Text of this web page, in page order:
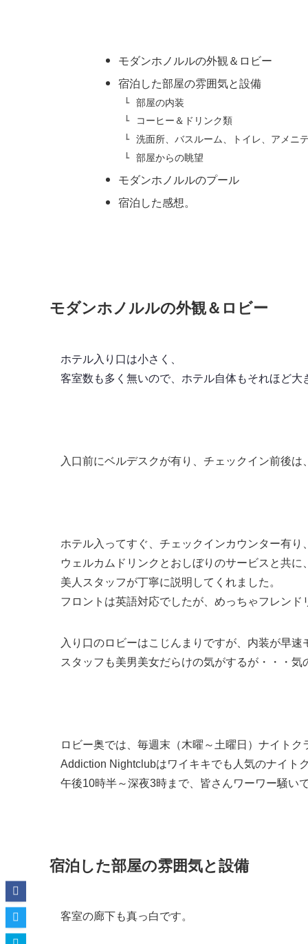
モダンホノルルの外観＆ロビー
宿泊した部屋の雰囲気と設備
部屋の内装
コーヒー＆ドリンク類
洗面所、バスルーム、トイレ、アメニ
部屋からの眺望
モダンホノルルのプール
宿泊した感想。
モダンホノルルの外観＆ロビー
ホテル入り口は小さく、
客室数も多く無いので、ホテル自体もそれほど大
入口前にベルデスクが有り、チェックイン前後は
ホテル入ってすぐ、チェックインカウンター有り、
ウェルカムドリンクとおしぼりのサービスと共に、
美人スタッフが丁寧に説明してくれました。
フロントは英語対応でしたが、めっちゃフレンド
入り口のロビーはこじんまりですが、内装が早速
スタッフも美男美女だらけの気がするが・・・気
ロビー奥では、毎週末（木曜～土曜日）ナイトク
Addiction Nightclubはワイキキでも人気のナイト
午後10時半～深夜3時まで、皆さんワーワー騒いで
宿泊した部屋の雰囲気と設備
客室の廊下も真っ白です。